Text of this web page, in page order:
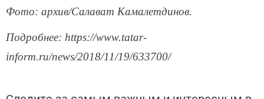
Фото: архив/Салават Камалетдинов.
Подробнее: https://www.tatar-
inform.ru/news/2018/11/19/633700/